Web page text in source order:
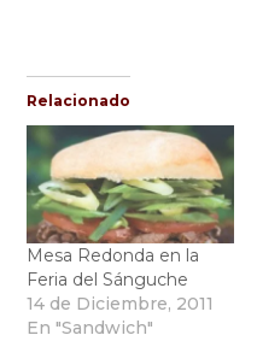
Relacionado
Mesa Redonda en la
Feria del Sánguche
14 de Diciembre, 2011
En "Sandwich"